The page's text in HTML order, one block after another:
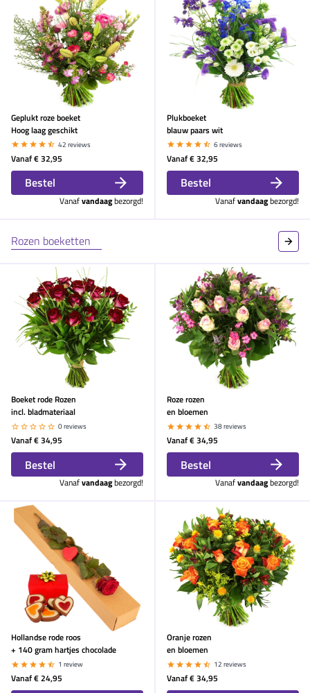
Geplukt roze boeket
Hoog laag geschikt
42 reviews
Vanaf€ 32,95
Bestel
Vanafvandaagbezorgd!
Plukboeket
blauw paars wit
6 reviews
Vanaf€ 32,95
Bestel
Vanafvandaagbezorgd!
Rozen boeketten
Boeket rode Rozen
incl. bladmateriaal
0 reviews
Vanaf€ 34,95
Bestel
Vanafvandaagbezorgd!
Roze rozen
en bloemen
38 reviews
Vanaf€ 34,95
Bestel
Vanafvandaagbezorgd!
Hollandse rode roos
+ 140 gram hartjes chocolade
1 review
Vanaf€ 24,95
Oranje rozen
en bloemen
12 reviews
Vanaf€ 34,95